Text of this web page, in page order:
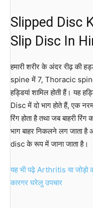
Slipped Disc
Slip Disc In
हमारी शरीर के अंदर रीढ़ की
spine में 7, Thoracic
हड्डियां शामिल होती हैं। यह
Disc में दो भाग होते हैं, एक
रिंग होता है तथा जब बाहरी
भाग बाहर निकलने लग जाता
disc के रूप में जाना जाता है।
यह भी पढ़े Arthritis या जोड़ो
कारगर घरेलु उपचार